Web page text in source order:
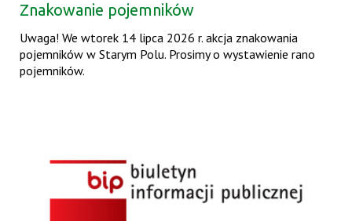
Znakowanie pojemników
Uwaga! We wtorek 14 lipca 2026 r. akcja znakowania
pojemników w Starym Polu. Prosimy o wystawienie rano
pojemników.